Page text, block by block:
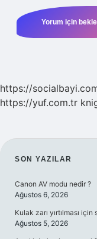
https://
https://yuf.com.tr
SON YAZILAR
Canon AV modu nedir ?
Ağustos 6, 2026
Kulak zarı yırtılması
Ağustos 5, 2026